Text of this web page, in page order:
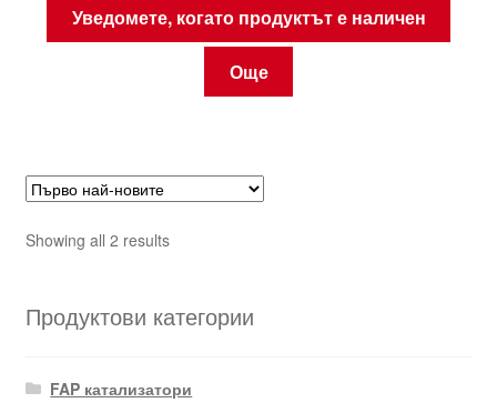
Уведомете, когато продуктът е наличен
Още
Showing all 2 resultsSorted
Продуктови категории
FAP катализатори